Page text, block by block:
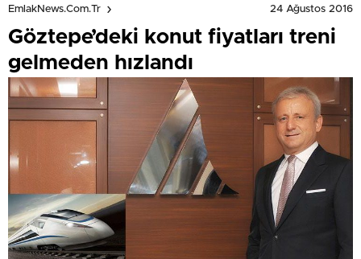
EmlakNews.com.tr 24 Ağustos 2016
Göztepe’deki konut fiyatları treni
gelmeden hızlandı